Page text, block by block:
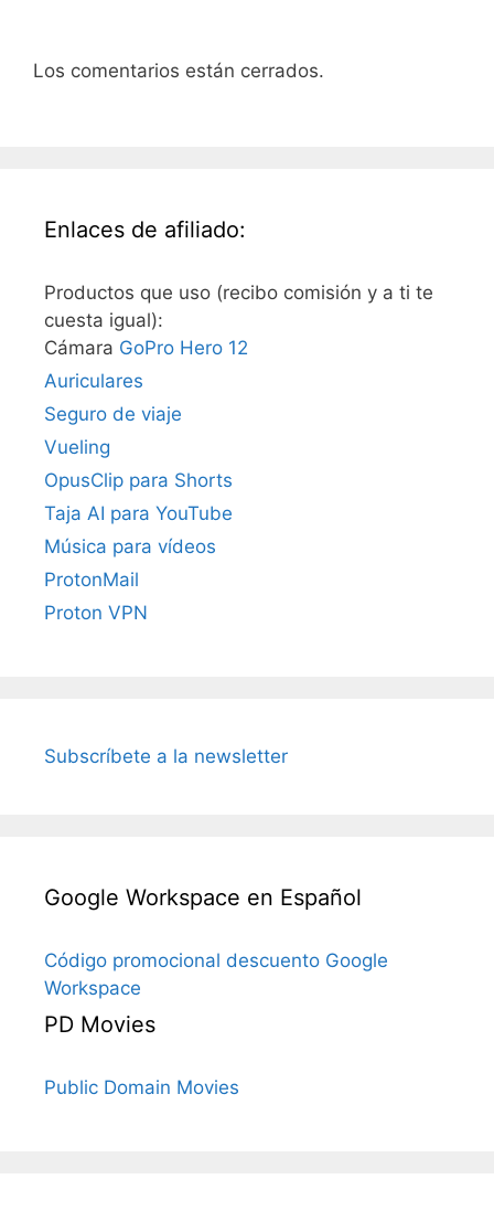
Los comentarios están cerrados.
Enlaces de afiliado:
Productos que uso (recibo comisión y a ti te
cuesta igual):
Cámara GoPro Hero 12
Auriculares
Seguro de viaje
Vueling
OpusClip para Shorts
Taja AI para YouTube
Música para vídeos
ProtonMail
Proton VPN
Subscríbete a la newsletter
Google Workspace en Español
Código promocional descuento Google
Workspace
PD Movies
Public Domain Movies